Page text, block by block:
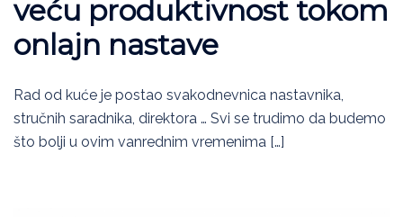
veću produktivnost tokom
onlajn nastave
Rad od kuće je postao svakodnevnica nastavnika,
stručnih saradnika, direktora … Svi se trudimo da budemo
što bolji u ovim vanrednim vremenima […]